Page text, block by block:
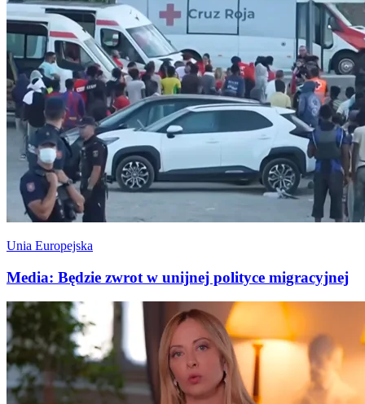
Unia Europejska
Media: Będzie zwrot w unijnej polityce migracyjnej